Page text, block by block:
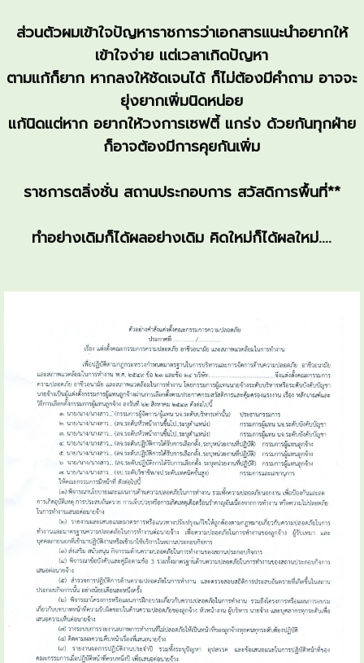
ส่วนตัวผมเข้าใจปัญหาราชการว่าเอกสารแนะนำอยากให้
เข้าใจง่าย แต่เวลาเกิดปัญหา
ตามแก้ก็ยาก หากลงให้ชัดเจนได้ ก็ไม่ต้องมีคำถาม อาจจะ
ยุ่งยากเพิ่มนิดหน่อย
แก้นิดแต่หาก อยากให้วงการเซฟตี้ แกร่ง ด้วยกันทุกฝ่าย
ก็อาจต้องมีการคุยกันเพิ่ม
ราชการตลิ่งชั่น สถานประกอบการ สวัสดิการพื้นที่**
ทำอย่างเดิมก็ได้ผลอย่างเดิม คิดใหม่ก็ได้ผลใหม่....